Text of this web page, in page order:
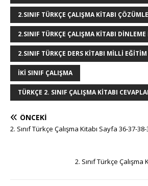
2.SINIF TÜRKÇE ÇALIŞMA KITABI
2.SINIF TÜRKÇE ÇALIŞMA KITABI
2.SINIF TÜRKÇE DERS KITABI MILLI
IKI SINIF ÇALIŞMA
TÜRKÇE 2. SINIF ÇALIŞMA KITABI
ÖNCEKI
2. Sınıf Türkçe Çalışma Kitabı Sayfa 36-37-
2. Sınıf Türkçe